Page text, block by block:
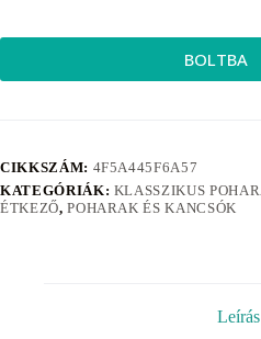
BOLTBA
CIKKSZÁM: 4F5A445F6A57
KATEGÓRIÁK: KLASSZIKUS
ÉTKEZŐ,POHARAK ÉS KANCSÓK
Leírás